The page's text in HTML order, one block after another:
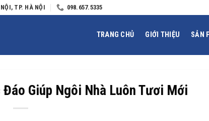
TP. HÀ NỘI 098.657.5335
TRANG CHỦ GIỚI THIỆU SẢN
Giúp Ngôi Nhà Luôn Tươi Mới